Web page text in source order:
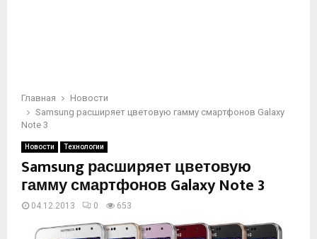
Главная
Новости
Samsung расширяет цветовую гамму смартфонов Galaxy
Note 3
Новости Технологии
Samsung расширяет цветовую
гамму смартфонов Galaxy Note 3
04.12.2013 0 653